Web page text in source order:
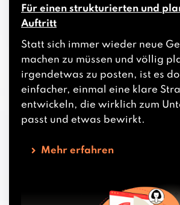
Für einen strukturierten und
Auftritt
Statt sich immer wieder neue
machen zu müssen und völlig
irgendetwas zu posten, ist es
einfacher, einmal eine klare
entwickeln, die wirklich zum
passt und etwas bewirkt.
Mehr erfahren